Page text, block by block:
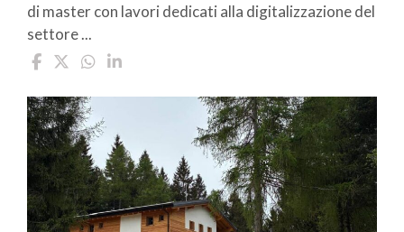
di master con lavori dedicati alla digitalizzazione del
settore ...